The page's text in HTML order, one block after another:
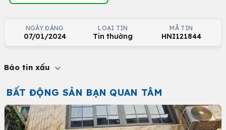
NGÀY ĐĂNG
07/01/2024
LOẠI TIN
Tin thường
MÃ TIN
HNI121844
Báo tin xấu
BẤT ĐỘNG SẢN BẠN QUAN TÂM